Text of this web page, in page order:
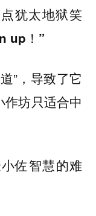
犹太地狱笑
up！”
”，导致了它
作坊只适合中
佐智慧的难